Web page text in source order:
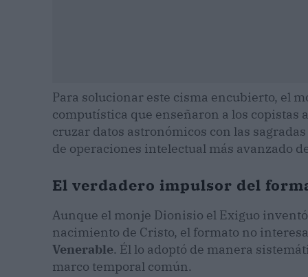
Para solucionar este cisma encubierto, el
computística que enseñaron a los copistas
cruzar datos astronómicos con las
de operaciones intelectual más avanzado
El verdadero impulsor del
Aunque el monje Dionisio el Exiguo
nacimiento de Cristo, el formato no
Venerable. Él lo adoptó de manera
marco temporal común.